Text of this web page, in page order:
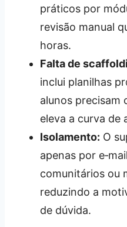
práticos por
revisão manual
horas.
Falta de
inclui planilhas
alunos precisam
eleva a curva de
Isolamento: O
apenas por
comunitários ou
reduzindo a
de dúvida.